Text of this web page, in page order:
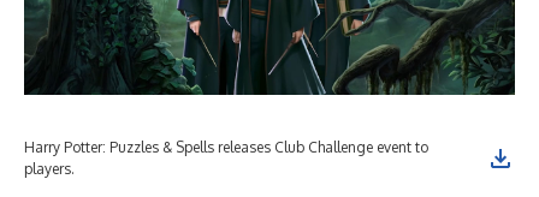
Harry Potter: Puzzles & Spells releases Club Challenge event to
players.